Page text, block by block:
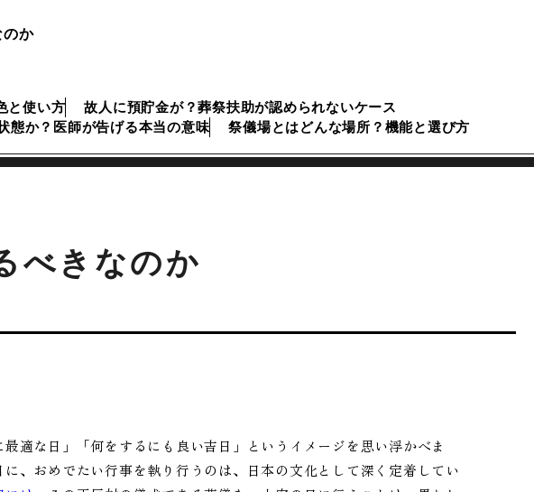
のか
と使い方
故人に預貯金が？葬祭扶助が認められないケース
態か？医師が告げる本当の意味 祭儀場とはどんな場所？機能と選び方
べきなのか
適な日」「何をするにも良い吉日」というイメージを思い浮かべま
、おめでたい行事を執り行うのは、日本の文化として深く定着してい